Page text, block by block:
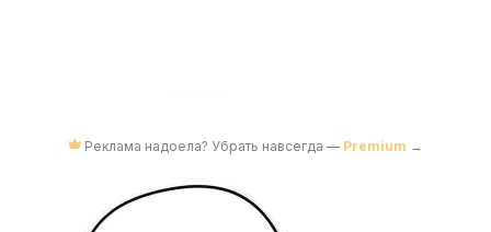
Реклама надоела? Убрать навсегда — Premium →